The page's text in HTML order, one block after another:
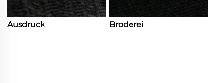
Ausdruck Broderei